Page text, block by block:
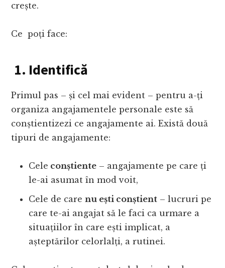
crește.
Ce poți face:
1. Identifică
Primul pas – și cel mai evident – pentru a-ți
organiza angajamentele personale este să
conștientizezi ce angajamente ai. Există două
tipuri de angajamente:
Cele conștiente – angajamente pe care ți
le-ai asumat în mod voit,
Cele de carenu ești conștient – lucruri pe
care te-ai angajat să le faci ca urmare a
situațiilor în care ești implicat, a
așteptărilor celorlalți, a rutinei.